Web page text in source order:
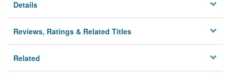
Details
Reviews, Ratings & Related Titles
Related